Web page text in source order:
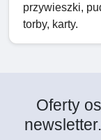
przywieszki,
torby, karty.
Oferty